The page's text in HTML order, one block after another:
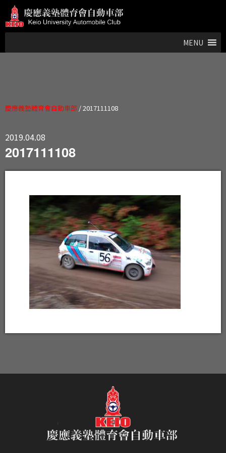
MENU
慶應義塾體育會自動車部 /2017111108
2019.04.08
2017111108